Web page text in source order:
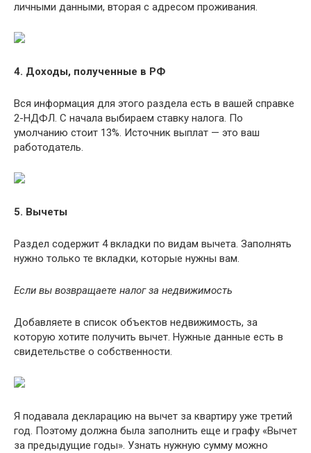
личными данными, вторая с адресом проживания.
4. Доходы, полученные в РФ
Вся информация для этого раздела есть в вашей справке
2-НДФЛ. С начала выбираем ставку налога. По
умолчанию стоит 13%. Источник выплат — это ваш
работодатель.
5. Вычеты
Раздел содержит 4 вкладки по видам вычета. Заполнять
нужно только те вкладки, которые нужны вам.
Если вы возвращаете налог за недвижимость
Добавляете в список объектов недвижимость, за
которую хотите получить вычет. Нужные данные есть в
свидетельстве о собственности.
Я подавала декларацию на вычет за квартиру уже третий
год. Поэтому должна была заполнить еще и графу «Вычет
за предыдущие годы». Узнать нужную сумму можно